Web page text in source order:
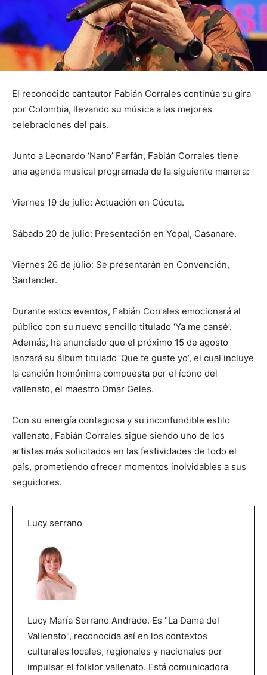
El reconocido cantautor Fabián Corrales continúa su gira
por Colombia, llevando su música a las mejores
celebraciones del país.
Junto a Leonardo ‘Nano’ Farfán, Fabián Corrales tiene
una agenda musical programada de la siguiente manera:
Viernes 19 de julio: Actuación en Cúcuta.
Sábado 20 de julio: Presentación en Yopal, Casanare.
Viernes 26 de julio: Se presentarán en Convención,
Santander.
Durante estos eventos, Fabián Corrales emocionará al
público con su nuevo sencillo titulado ‘Ya me cansé’.
Además, ha anunciado que el próximo 15 de agosto
lanzará su álbum titulado ‘Que te guste yo’, el cual incluye
la canción homónima compuesta por el ícono del
vallenato, el maestro Omar Geles.
Con su energía contagiosa y su inconfundible estilo
vallenato, Fabián Corrales sigue siendo uno de los
artistas más solicitados en las festividades de todo el
país, prometiendo ofrecer momentos inolvidables a sus
seguidores.
Lucy serrano
Lucy María Serrano Andrade. Es "La Dama del
Vallenato", reconocida así en los contextos
culturales locales, regionales y nacionales por
impulsar el folklor vallenato. Está comunicadora